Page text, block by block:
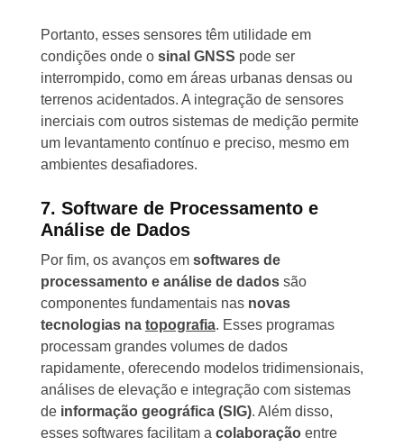
Portanto, esses sensores têm utilidade em
condições onde o sinal GNSS pode ser
interrompido, como em áreas urbanas densas ou
terrenos acidentados. A integração de sensores
inerciais com outros sistemas de medição permite
um levantamento contínuo e preciso, mesmo em
ambientes desafiadores.
7. Software de Processamento e
Análise de Dados
Por fim, os avanços em softwares de
processamento e análise de dadossão
componentes fundamentais nas novas
tecnologias na topografia. Esses programas
processam grandes volumes de dados
rapidamente, oferecendo modelos tridimensionais,
análises de elevação e integração com sistemas
de informação geográfica (SIG). Além disso,
esses softwares facilitam a colaboraçãoentre